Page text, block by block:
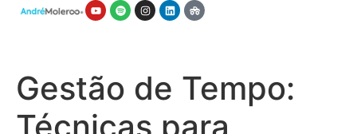
Gestão de Tempo: